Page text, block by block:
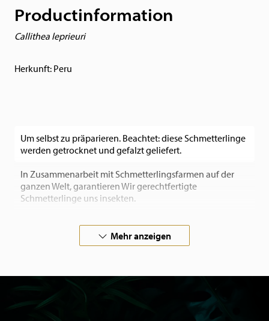
Productinformation
Callithea leprieuri
Herkunft: Peru
Um selbst zu präparieren. Beachtet: diese Schmetterlinge
werden getrocknet und gefalzt geliefert.
In Zusammenarbeit mit Schmetterlingsfarmen auf der
ganzen Welt, garantieren Wir gerechtfertigte
Schmetterlinge uns insekten.
Wenn Sie besondere Wünsche haben, kontaktieren Sie
Mehr anzeigen